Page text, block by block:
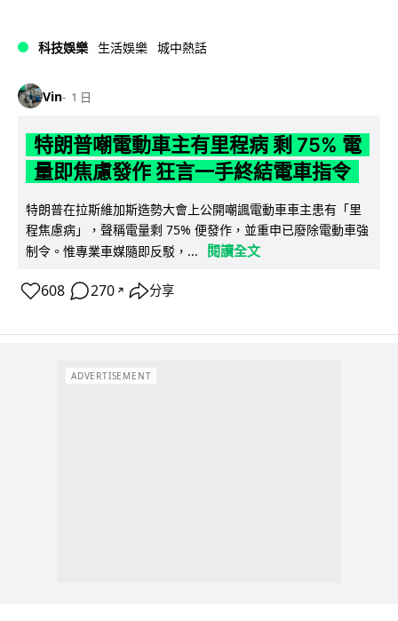
科技娛樂 生活娛樂 城中熱話
Vin 1 日
特朗普嘲電動車主有里程病 剩 75% 電
量即焦慮發作 狂言一手終結電車指令
特朗普在拉斯維加斯造勢大會上公開嘲諷電動車車主患有「里
程焦慮病」，聲稱電量剩 75% 便發作，並重申已廢除電動車強
制令。惟專業車媒隨即反駁，...
閱讀全文
608 270 ↗ 分享
ADVERTISEMENT